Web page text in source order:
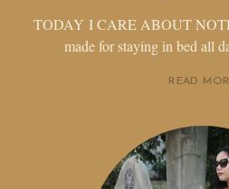
TODAY I CARE ABOUT
made for staying in bed all
READ